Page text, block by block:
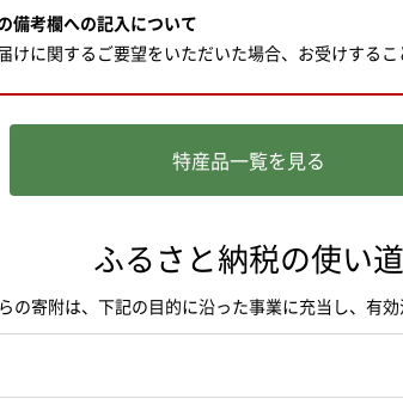
備考欄への記入について
けに関するご要望をいただいた場合、お受けするこ
faq.furu-po.com/
＝＝＝＝＝＝＝＝＝＝＝
特産品一覧を見る
ふるさと納税の使い道
寄附は、下記の目的に沿った事業に充当し、有効